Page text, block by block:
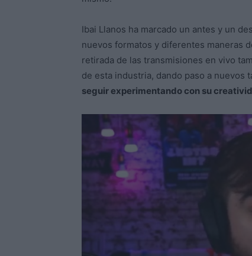
Ibai Llanos ha marcado un antes y un
nuevos formatos y diferentes maneras
retirada de las transmisiones en vivo
de esta industria, dando paso a nuevos
seguir experimentando con su